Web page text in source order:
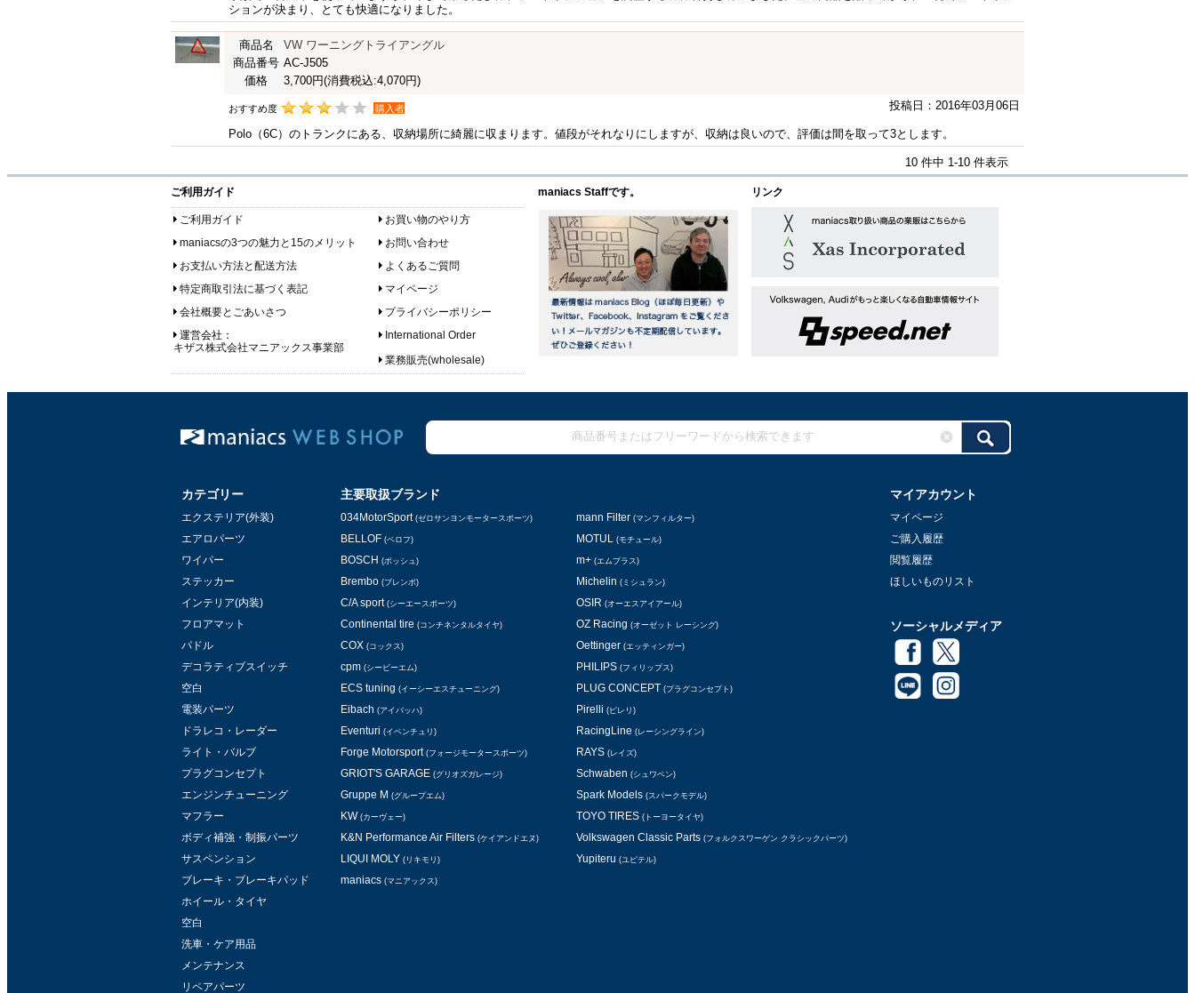
ションが決まり、とても快適になりました。
商品名
VW ワーニングトライアングル
商品番号 AC-J505
価格
3,700円(消費税込:4,070円)
投稿日：2016年03月06日
おすすめ度 購入者
Polo（6C）のトランクにある、収納場所に綺麗に収まります。値段がそれなりにしますが、収納は良いので、評価は間を取って3とします。
10 件中 1-10 件表示
ご利用ガイド
ご利用ガイド
お買い物のやり方
maniacsの3つの魅力と15のメリット
お問い合わせ
お支払い方法と配送方法
よくあるご質問
特定商取引法に基づく表記
マイページ
会社概要とごあいさつ
プライバシーポリシー
運営会社：
キザス株式会社マニアックス事業部
International Order
業務販売(wholesale)
maniacs Staffです。 リンク
カテゴリー
エクステリア(外装)
エアロパーツ
ワイパー
ステッカー
インテリア(内装)
フロアマット
パドル
デコラティブスイッチ
空白
電装パーツ
ドラレコ・レーダー
ライト・バルブ
プラグコンセプト
エンジンチューニング
マフラー
ボディ補強・制振パーツ
サスペンション
ブレーキ・ブレーキパッド
ホイール・タイヤ
空白
洗車・ケア用品
メンテナンス
リペアパーツ
主要取扱ブランド
034MotorSport (ゼロサンヨンモータースポーツ)
BELLOF (ベロフ)
BOSCH (ボッシュ)
Brembo (ブレンボ)
C/A sport (シーエースポーツ)
Continental tire (コンチネンタルタイヤ)
COX (コックス)
cpm (シービーエム)
ECS tuning (イーシーエスチューニング)
Eibach (アイバッハ)
Eventuri (イベンチュリ)
Forge Motorsport (フォージモータースポーツ)
GRIOT'S GARAGE (グリオズガレージ)
Gruppe M (グループエム)
KW (カーヴェー)
K&N Performance Air Filters (ケイアンドエヌ)
LIQUI MOLY (リキモリ)
maniacs (マニアックス)
mann Filter (マンフィルター)
MOTUL (モチュール)
m+ (エムプラス)
Michelin (ミシュラン)
OSIR (オーエスアイアール)
OZ Racing (オーゼット レーシング)
Oettinger (エッティンガー)
PHILIPS (フィリップス)
PLUG CONCEPT (プラグコンセプト)
Pirelli (ピレリ)
RacingLine (レーシングライン)
RAYS (レイズ)
Schwaben (シュワベン)
Spark Models (スパークモデル)
TOYO TIRES (トーヨータイヤ)
Volkswagen Classic Parts (フォルクスワーゲン クラシックパーツ)
Yupiteru (ユピテル)
マイアカウント
マイページ
ご購入履歴
閲覧履歴
ほしいものリスト
ソーシャルメディア